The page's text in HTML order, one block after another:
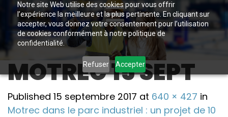
Notre site Web utilise des cookies pour vous offrir
l’expérience la meilleure et la plus pertinente. En cliquant sur
accepter, vous donnez votre consentement pour l’utilisation
de cookies conformément à notre politique de
confidentialité.
Refuser Accepter
MOTREC 15 SEPT
Published 15 septembre 2017 at 640 × 427 in
Motrec dans le parc industriel : un projet de 10